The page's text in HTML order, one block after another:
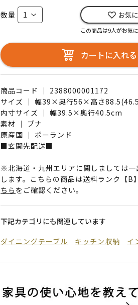
数量 お気
この商品は9人がお気
カートに入れる
商品コード ｜ 2388000001172
サイズ ｜ 幅39×奥行56×高さ
内寸サイズ ｜ 幅39.5×奥行40.5cm
素材 ｜ ブナ
原産国 ｜ ポーランド
■玄関先配送■
※北海道・九州エリアに関しましては一
します。こちらの商品は送料ランク【B
ちら をご確認ください。
下記カテゴリにも関連しています
ダイニングテーブル
キッチン収納 イ